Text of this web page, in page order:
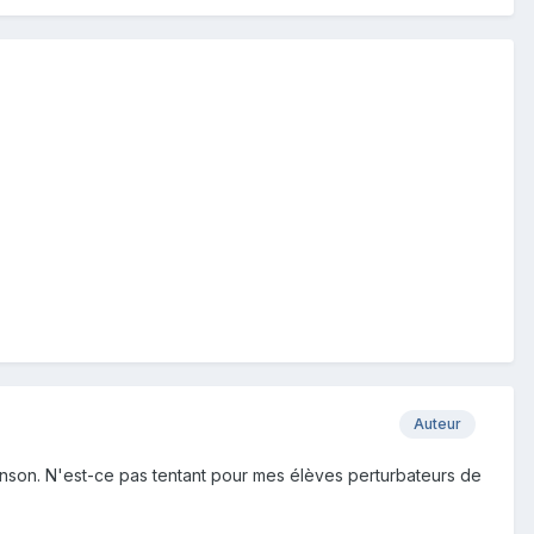
Auteur
N'est-ce pas tentant pour mes élèves perturbateurs de